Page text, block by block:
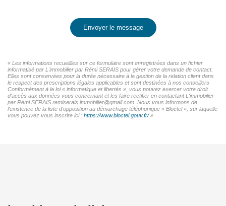
Envoyer le message
« Les informations recueillies sur ce formulaire sont enregistrées dans un fichier
informatisé par L'immobilier par Rémi SERAIS pour gérer votre demande de contact.
Elles sont conservées pour la durée nécessaire à la gestion de la relation client dans
le respect des prescriptions légales applicables et sont destinées à nos conseillers
Conformément à la loi « informatique et libertés », vous pouvez exercer votre droit
d'accès aux données vous concernant et les faire rectifier en contactant L'immobilier
par Rémi SERAIS remiserais.immobilier@gmail.com. Nous vous informons de
l'existence de la liste d'opposition au démarchage téléphonique « Bloctel », sur laquelle
vous pouvez vous inscrire ici : https://www.bloctel.gouv.fr/»